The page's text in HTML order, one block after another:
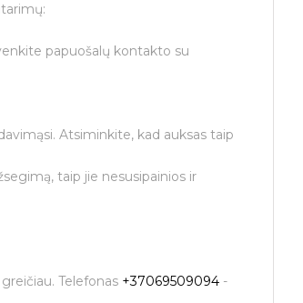
papuošalų kontakto su
Atsiminkite, kad auksas taip
taip jie nesusipainios ir
Telefonas +37069509094 -